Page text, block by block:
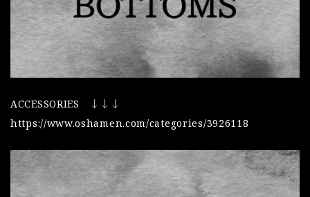
ACCESSORIES ↓↓↓
https://www.oshamen.com/categories/3926118